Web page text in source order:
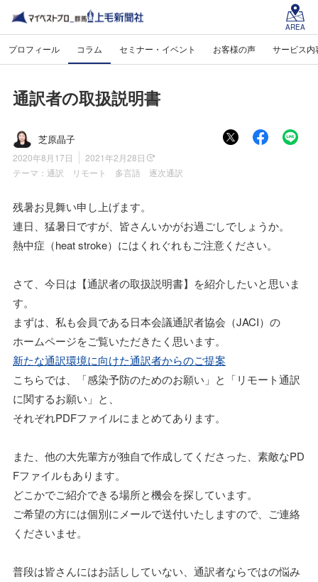
AREA
プロフィール コラム セミナー・イベント お客様の声 サービス内
通訳者の取扱説明書
芝原晶子
2020年8月17日
2021年2月28日
テーマ： 通訳 リモート 多言語 逐次通訳
残暑お見舞い申し上げます。
連日、猛暑日ですが、皆さんいかがお過ごしでしょうか。
熱中症（heat stroke）にはくれぐれもご注意ください。
さて、今日は【通訳者の取扱説明書】を紹介したいと思いま
す。
まずは、私も会員である日本会議通訳者協会（JACI）の
ホームページをご覧いただきたく思います。
新たな通訳環境に向けた通訳者からのご提案
こちらでは、「感染予防のためのお願い」と「リモート通訳
に関するお願い」と、
それぞれPDFファイルにまとめてあります。
また、他の大先輩方が独自で作成してくださった、素敵なPD
Fファイルもあります。
どこかでご紹介できる場所と機会を探しています。
ご希望の方には個別にメールで送付いたしますので、ご連絡
くださいませ。
普段は皆さんにはお話ししていない、通訳者ならではの悩み